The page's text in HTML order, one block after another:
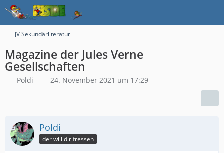
JV Sekundärliteratur
Magazine der Jules Verne
Gesellschaften
Poldi 24. November 2021 um 17:29
Poldi
der will dir fressen